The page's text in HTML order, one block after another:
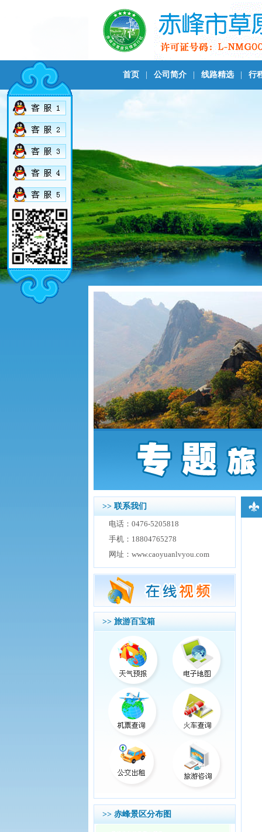
首页 公司简介 线路精选 行
>> 联系我们
电话：0476-5205818
手机：18804765278
网址：www.caoyuanlvyou.com
>> 旅游百宝箱
>> 赤峰景区分布图